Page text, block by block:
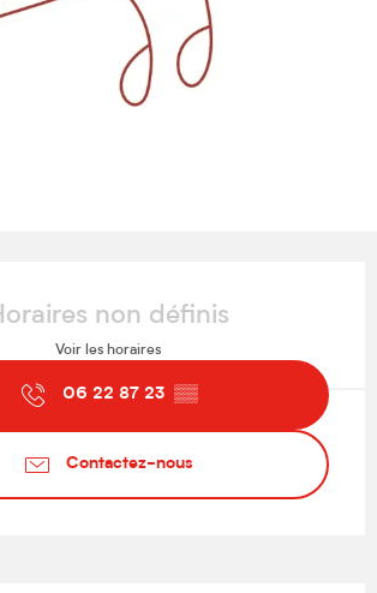
non définis
Voir les horaires
06 22 87 23 ▒▒
Contactez-nous